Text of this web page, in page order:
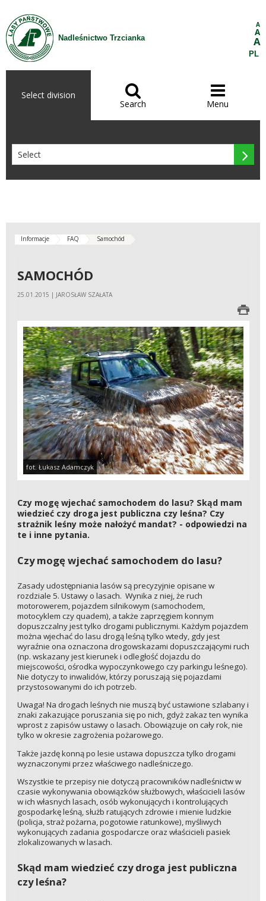
Skip to Content
Nadleśnictwo Trzcianka
A
A
A
PL
Select division 
Search

Menu

Informacje FAQ Samochód
SAMOCHÓD
25.01.2015 | JAROSŁAW SZAŁATA
fot. Łukasz Adamczyk
Czy mogę wjechać samochodem do lasu? Skąd mam
wiedzieć czy droga jest publiczna czy leśna? Czy
strażnik leśny może nałożyć mandat? - odpowiedzi na
te i inne pytania.
Czy mogę wjechać samochodem do lasu?
Zasady udostępniania lasów są precyzyjnie opisane w
rozdziale 5. Ustawy o lasach. Wynika z niej, że ruch
motorowerem, pojazdem silnikowym (samochodem,
motocyklem czy quadem), a także zaprzęgiem konnym
dopuszczalny jest tylko drogami publicznymi. Każdym pojazdem
można wjechać do lasu drogą leśną tylko wtedy, gdy jest
wyraźnie ona oznaczona drogowskazami dopuszczającymi ruch
(np. wskazany jest kierunek i odległość dojazdu do
miejscowości, ośrodka wypoczynkowego czy parkingu leśnego).
Nie dotyczy to inwalidów, którzy poruszają się pojazdami
przystosowanymi do ich potrzeb.
Uwaga! Na drogach leśnych nie muszą być ustawione szlabany i
znaki zakazujące poruszania się po nich, gdyż zakaz ten wynika
wprost z zapisów ustawy o lasach. Obowiązuje on cały rok, nie
tylko w okresie zagrożenia pożarowego.
Także jazdę konną po lesie ustawa dopuszcza tylko drogami
wyznaczonymi przez właściwego nadleśniczego.
Wszystkie te przepisy nie dotyczą pracowników nadleśnictw w
czasie wykonywania obowiązków służbowych, właścicieli lasów
w ich własnych lasach, osób wykonujących i kontrolujących
gospodarkę leśną, służb ratujących zdrowie i mienie ludzkie
(policja, straż pożarna, pogotowie ratunkowe), myśliwych
wykonujących zadania gospodarcze oraz właścicieli pasiek
zlokalizowanych w lasach.
Skąd mam wiedzieć czy droga jest publiczna
czy leśna?